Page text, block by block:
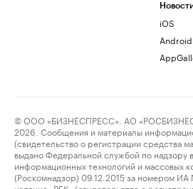
iOS
Android
© ООО «БИЗНЕСПРЕСС», АО
2026. Сообщения и материалы
(свидетельство о регистрации средства
выдано Федеральной службой по надзору
информационных технологий и массовых
(Роскомнадзор) 09.12.2015 за номером